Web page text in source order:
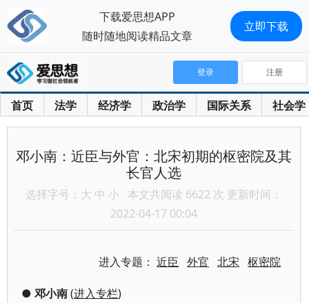
首页 法学 经济学 政治学 国际关系 社会学
登录 注册
邓小南：近臣与外官：北宋初期的枢密院及其
长官人选
选择字号： 大 中 小 本文共阅读 6622 次 更新时间：
2022-04-17 00:04
进入专题：近臣 外官 北宋 枢密院
● 邓小南(进入专栏)
下载爱思想APP
随时随地阅读精品文章
立即下载